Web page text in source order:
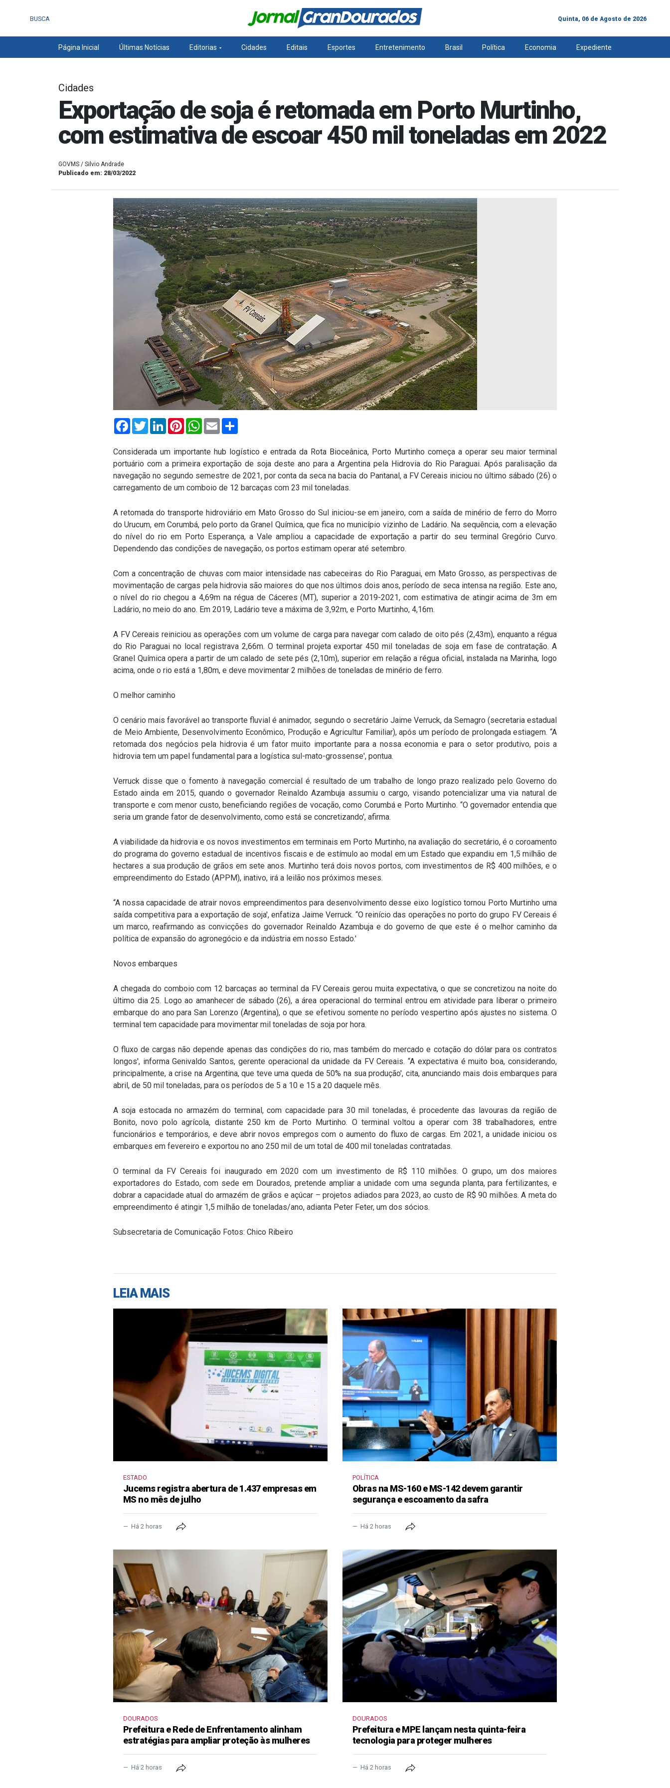
BUSCA Quinta, 06 de Agosto de 2026
Página Inicial Últimas Notícias Editorias Cidades Editais Esportes Entretenimento Brasil Política Economia Expediente
Cidades
Exportação de soja é retomada em Porto Murtinho,
com estimativa de escoar 450 mil toneladas em 2022
GOVMS / Silvio Andrade
Publicado em: 28/03/2022
FacebookTwitterLinkedInPinterestWhatsApp
Email
Considerada um importante hub logístico e entrada da Rota Bioceânica, Porto Murtinho começa a operar seu maior terminal
portuário com a primeira exportação de soja deste ano para a Argentina pela Hidrovia do Rio Paraguai. Após paralisação da
navegação no segundo semestre de 2021, por conta da seca na bacia do Pantanal, a FV Cereais iniciou no último sábado (26) o
carregamento de um comboio de 12 barcaças com 23 mil toneladas.
A retomada do transporte hidroviário em Mato Grosso do Sul iniciou-se em janeiro, com a saída de minério de ferro do Morro
do Urucum, em Corumbá, pelo porto da Granel Química, que fica no município vizinho de Ladário. Na sequência, com a elevação
do nível do rio em Porto Esperança, a Vale ampliou a capacidade de exportação a partir do seu terminal Gregório Curvo.
Dependendo das condições de navegação, os portos estimam operar até setembro.
Com a concentração de chuvas com maior intensidade nas cabeceiras do Rio Paraguai, em Mato Grosso, as perspectivas de
movimentação de cargas pela hidrovia são maiores do que nos últimos dois anos, período de seca intensa na região. Este ano,
o nível do rio chegou a 4,69m na régua de Cáceres (MT), superior a 2019-2021, com estimativa de atingir acima de 3m em
Ladário, no meio do ano. Em 2019, Ladário teve a máxima de 3,92m, e Porto Murtinho, 4,16m.
A FV Cereais reiniciou as operações com um volume de carga para navegar com calado de oito pés (2,43m), enquanto a régua
do Rio Paraguai no local registrava 2,66m. O terminal projeta exportar 450 mil toneladas de soja em fase de contratação. A
Granel Química opera a partir de um calado de sete pés (2,10m), superior em relação a régua oficial, instalada na Marinha, logo
acima, onde o rio está a 1,80m, e deve movimentar 2 milhões de toneladas de minério de ferro.
O melhor caminho
O cenário mais favorável ao transporte fluvial é animador, segundo o secretário Jaime Verruck, da Semagro (secretaria estadual
de Meio Ambiente, Desenvolvimento Econômico, Produção e Agricultur Familiar), após um período de prolongada estiagem. “A
retomada dos negócios pela hidrovia é um fator muito importante para a nossa economia e para o setor produtivo, pois a
hidrovia tem um papel fundamental para a logística sul-mato-grossense', pontua.
Verruck disse que o fomento à navegação comercial é resultado de um trabalho de longo prazo realizado pelo Governo do
Estado ainda em 2015, quando o governador Reinaldo Azambuja assumiu o cargo, visando potencializar uma via natural de
transporte e com menor custo, beneficiando regiões de vocação, como Corumbá e Porto Murtinho. “O governador entendia que
seria um grande fator de desenvolvimento, como está se concretizando', afirma.
A viabilidade da hidrovia e os novos investimentos em terminais em Porto Murtinho, na avaliação do secretário, é o coroamento
do programa do governo estadual de incentivos fiscais e de estímulo ao modal em um Estado que expandiu em 1,5 milhão de
hectares a sua produção de grãos em sete anos. Murtinho terá dois novos portos, com investimentos de R$ 400 milhões, e o
empreendimento do Estado (APPM), inativo, irá a leilão nos próximos meses.
“A nossa capacidade de atrair novos empreendimentos para desenvolvimento desse eixo logístico tornou Porto Murtinho uma
saída competitiva para a exportação de soja', enfatiza Jaime Verruck. “O reinício das operações no porto do grupo FV Cereais é
um marco, reafirmando as convicções do governador Reinaldo Azambuja e do governo de que este é o melhor caminho da
política de expansão do agronegócio e da indústria em nosso Estado.'
Novos embarques
A chegada do comboio com 12 barcaças ao terminal da FV Cereais gerou muita expectativa, o que se concretizou na noite do
último dia 25. Logo ao amanhecer de sábado (26), a área operacional do terminal entrou em atividade para liberar o primeiro
embarque do ano para San Lorenzo (Argentina), o que se efetivou somente no período vespertino após ajustes no sistema. O
terminal tem capacidade para movimentar mil toneladas de soja por hora.
O fluxo de cargas não depende apenas das condições do rio, mas também do mercado e cotação do dólar para os contratos
longos', informa Genivaldo Santos, gerente operacional da unidade da FV Cereais. “A expectativa é muito boa, considerando,
principalmente, a crise na Argentina, que teve uma queda de 50% na sua produção', cita, anunciando mais dois embarques para
abril, de 50 mil toneladas, para os períodos de 5 a 10 e 15 a 20 daquele mês.
A soja estocada no armazém do terminal, com capacidade para 30 mil toneladas, é procedente das lavouras da região de
Bonito, novo polo agrícola, distante 250 km de Porto Murtinho. O terminal voltou a operar com 38 trabalhadores, entre
funcionários e temporários, e deve abrir novos empregos com o aumento do fluxo de cargas. Em 2021, a unidade iniciou os
embarques em fevereiro e exportou no ano 250 mil de um total de 400 mil toneladas contratadas.
O terminal da FV Cereais foi inaugurado em 2020 com um investimento de R$ 110 milhões. O grupo, um dos maiores
exportadores do Estado, com sede em Dourados, pretende ampliar a unidade com uma segunda planta, para fertilizantes, e
dobrar a capacidade atual do armazém de grãos e açúcar – projetos adiados para 2023, ao custo de R$ 90 milhões. A meta do
empreendimento é atingir 1,5 milhão de toneladas/ano, adianta Peter Feter, um dos sócios.
Subsecretaria de Comunicação Fotos: Chico Ribeiro
LEIA MAIS
ESTADO
Jucems registra abertura de 1.437 empresas em
MS no mês de julho
Há 2 horas
POLÍTICA
Obras na MS-160 e MS-142 devem garantir
segurança e escoamento da safra
Há 2 horas
DOURADOS
Prefeitura e Rede de Enfrentamento alinham
estratégias para ampliar proteção às mulheres
Há 2 horas
DOURADOS
Prefeitura e MPE lançam nesta quinta-feira
tecnologia para proteger mulheres
Há 2 horas